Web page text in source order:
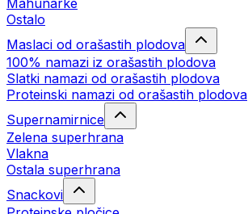
Mahunarke
Ostalo
Maslaci od orašastih plodova
100% namazi iz orašastih plodova
Slatki namazi od orašastih plodova
Proteinski namazi od orašastih plodova
Supernamirnice
Zelena superhrana
Vlakna
Ostala superhrana
Snackovi